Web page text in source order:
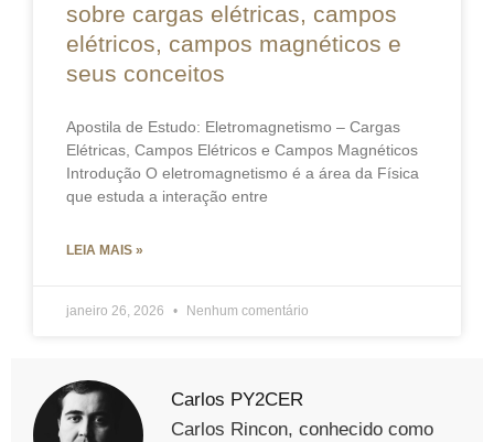
sobre cargas elétricas, campos
elétricos, campos magnéticos e
seus conceitos
Apostila de Estudo: Eletromagnetismo – Cargas
Elétricas, Campos Elétricos e Campos Magnéticos
Introdução O eletromagnetismo é a área da Física
que estuda a interação entre
LEIA MAIS »
janeiro 26, 2026 Nenhum comentário
Carlos PY2CER
Carlos Rincon, conhecido como